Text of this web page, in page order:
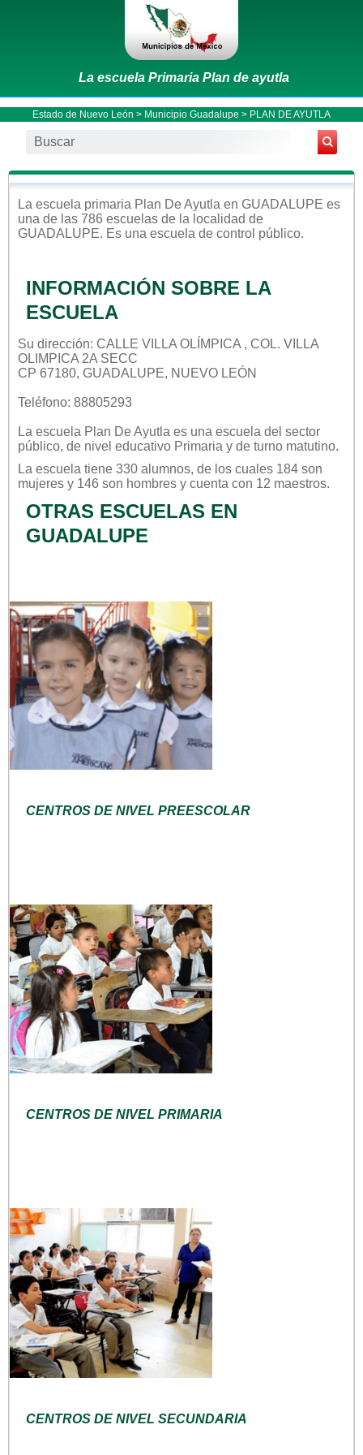
La escuela Primaria Plan de ayutla
Estado de Nuevo León > Municipio Guadalupe > PLAN DE AYUTLA
La escuela primaria Plan De Ayutla en GUADALUPE es
una de las 786 escuelas de la localidad de
GUADALUPE. Es una escuela de control público.
INFORMACIÓN SOBRE LA
ESCUELA
Su dirección: CALLE VILLA OLÍMPICA , COL. VILLA
OLIMPICA 2A SECC
CP 67180, GUADALUPE, NUEVO LEÓN
Teléfono: 88805293
La escuela Plan De Ayutla es una escuela del sector
público, de nivel educativo Primaria y de turno matutino.
La escuela tiene 330 alumnos, de los cuales 184 son
mujeres y 146 son hombres y cuenta con 12 maestros.
OTRAS ESCUELAS EN
GUADALUPE
CENTROS DE NIVEL PREESCOLAR
CENTROS DE NIVEL PRIMARIA
CENTROS DE NIVEL SECUNDARIA